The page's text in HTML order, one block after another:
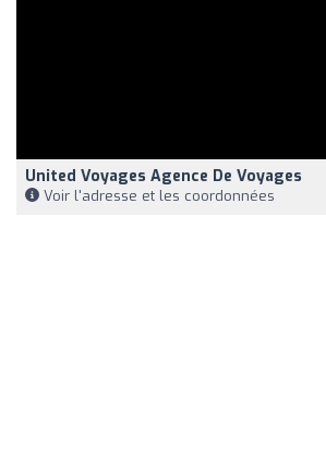
United Voyages Agence De Voyages
Voir l'adresse et les coordonnées